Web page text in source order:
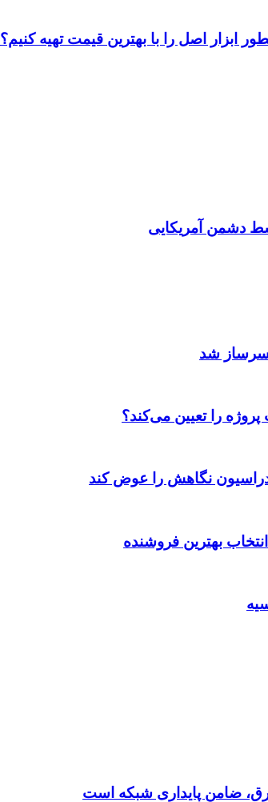
ابزار اصل را با بهترین قیمت تهیه کنیم؟
دشمن آمریکایی
شد
را تعیین می‌کند؟
نگاهش را عوض کند
بهترین فروشنده